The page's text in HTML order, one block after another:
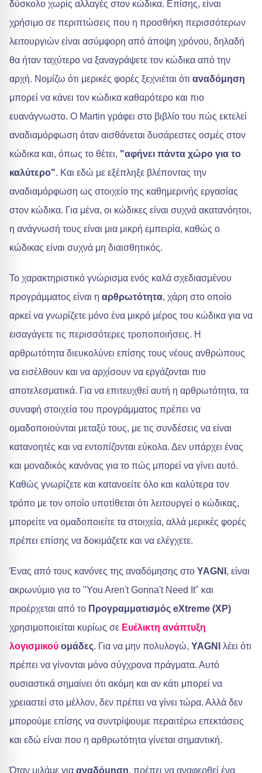
δύσκολο χωρίς αλλαγές στον κώδικα. Επίσης, είναι
χρήσιμο σε περιπτώσεις που η προσθήκη περισσότερων
λειτουργιών είναι ασύμφορη από άποψη χρόνου, δηλαδή
θα ήταν ταχύτερο να ξαναγράψετε τον κώδικα από την
αρχή. Νομίζω ότι μερικές φορές ξεχνιέται ότι αναδόμηση
μπορεί να κάνει τον κώδικα καθαρότερο και πιο
ευανάγνωστο. Ο Martin γράφει στο βιβλίο του πώς εκτελεί
αναδιαμόρφωση όταν αισθάνεται δυσάρεστες οσμές στον
κώδικα και, όπως το θέτει, "αφήνει πάντα χώρο για το
καλύτερο". Και εδώ με εξέπληξε βλέποντας την
αναδιαμόρφωση ως στοιχείο της καθημερινής εργασίας
στον κώδικα. Για μένα, οι κώδικες είναι συχνά ακατανόητοι,
η ανάγνωσή τους είναι μια μικρή εμπειρία, καθώς ο
κώδικας είναι συχνά μη διαισθητικός.
Το χαρακτηριστικό γνώρισμα ενός καλά σχεδιασμένου
προγράμματος είναι η αρθρωτότητα, χάρη στο οποίο
αρκεί να γνωρίζετε μόνο ένα μικρό μέρος του κώδικα για να
εισαγάγετε τις περισσότερες τροποποιήσεις. Η
αρθρωτότητα διευκολύνει επίσης τους νέους ανθρώπους
να εισέλθουν και να αρχίσουν να εργάζονται πιο
αποτελεσματικά. Για να επιτευχθεί αυτή η αρθρωτότητα, τα
συναφή στοιχεία του προγράμματος πρέπει να
ομαδοποιούνται μεταξύ τους, με τις συνδέσεις να είναι
κατανοητές και να εντοπίζονται εύκολα. Δεν υπάρχει ένας
και μοναδικός κανόνας για το πώς μπορεί να γίνει αυτό.
Καθώς γνωρίζετε και κατανοείτε όλο και καλύτερα τον
τρόπο με τον οποίο υποτίθεται ότι λειτουργεί ο κώδικας,
μπορείτε να ομαδοποιείτε τα στοιχεία, αλλά μερικές φορές
πρέπει επίσης να δοκιμάζετε και να ελέγχετε.
Ένας από τους κανόνες της αναδόμησης στο YAGNI , είναι
ακρωνύμιο για το "You Aren't Gonna't Need It" και
προέρχεται από το Προγραμματισμός eXtreme (XP)
χρησιμοποιείται κυρίως σε Ευέλικτη ανάπτυξη
λογισμικού ομάδες. Για να μην πολυλογώ, YAGNI
λέει ότι
πρέπει να γίνονται μόνο σύγχρονα πράγματα. Αυτό
ουσιαστικά σημαίνει ότι ακόμη και αν κάτι μπορεί να
χρειαστεί στο μέλλον, δεν πρέπει να γίνει τώρα. Αλλά δεν
μπορούμε επίσης να συντρίψουμε περαιτέρω επεκτάσεις
και εδώ είναι που η αρθρωτότητα γίνεται σημαντική.
Όταν μιλάμε για αναδόμηση, πρέπει να αναφερθεί ένα